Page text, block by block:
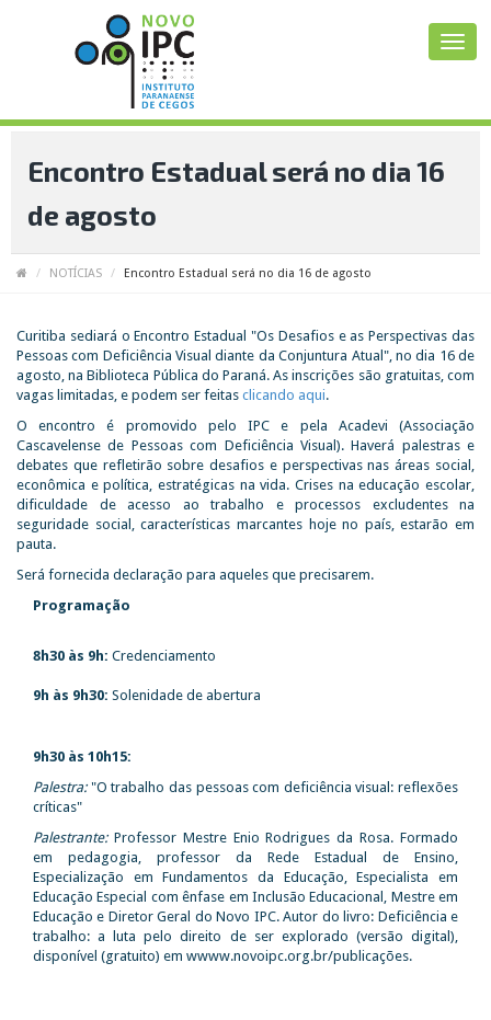
Encontro Estadual será no dia 16
de agosto
NOTÍCIAS Encontro Estadual será no dia 16 de agosto
Curitiba sediará o Encontro Estadual "Os Desafios e as Perspectivas das
Pessoas com Deficiência Visual diante da Conjuntura Atual", no dia 16 de
agosto, na Biblioteca Pública do Paraná. As inscrições são gratuitas, com
vagas limitadas, e podem ser feitas clicando aqui.
O encontro é promovido pelo IPC e pela Acadevi (Associação
Cascavelense de Pessoas com Deficiência Visual). Haverá palestras e
debates que refletirão sobre desafios e perspectivas nas áreas social,
econômica e política, estratégicas na vida. Crises na educação escolar,
dificuldade de acesso ao trabalho e processos excludentes na
seguridade social, características marcantes hoje no país, estarão em
pauta.
Será fornecida declaração para aqueles que precisarem.
Programação
8h30 às 9h: Credenciamento
9h às 9h30: Solenidade de abertura
9h30 às 10h15:
Palestra:"O trabalho das pessoas com deficiência visual: reflexões
críticas"
Palestrante:Professor Mestre Enio Rodrigues da Rosa. Formado
em pedagogia, professor da Rede Estadual de Ensino,
Especialização em Fundamentos da Educação, Especialista em
Educação Especial com ênfase em Inclusão Educacional, Mestre em
Educação e Diretor Geral do Novo IPC. Autor do livro: Deficiência e
trabalho: a luta pelo direito de ser explorado (versão digital),
disponível (gratuito) em wwww.novoipc.org.br/publicações.